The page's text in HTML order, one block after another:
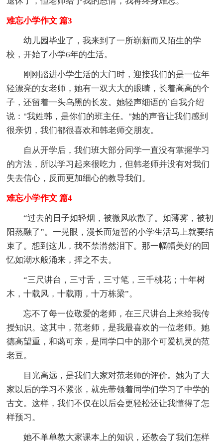
难忘小学作文 篇3
幼儿园毕业了，我来到了一所崭新而又陌生的学
校，开始了小学6年的生活。
刚刚踏进小学生活的大门时，迎接我们的是一位年
轻漂亮的女老师，她有一双大大的眼睛，长着高高的个
子，还留着一头乌黑的长发。她轻声细语的`自我介绍
说："我姓韩，是你们的班主任。"她的声音让我们感到
很亲切，我们都很喜欢和韩老师交朋友。
自从开学后，我们班大部分同学一直没有掌握学习
的方法，所以学习起来很吃力，但韩老师并没有对我们
失去信心，反而更加细心的教导我们。
难忘小学作文 篇4
“过去的日子如轻烟，被微风吹散了。如薄雾，被初
阳蒸融了”。一晃眼，漫长而短暂的小学生活马上就要结
束了。想到这儿，我不禁潸然泪下。那一幅幅美好的回
忆如潮水般涌来，挥之不去。
“三尺讲台，三寸舌，三寸笔，三千桃花；十年树
木，十载风，十载雨，十万栋梁”。
忘不了每一位敬爱的老师，在三尺讲台上来给我传
授知识。这其中，范老师，是我最喜欢的一位老师。她
德高望重，和蔼可亲，是同学口中的那个可爱机灵的范
老豆。
目光高远，是我们大家对范老师的评价。她为了大
家以后的学习不紧张，就先带领着同学们学习了中学的
古文。这样，我们不仅在以后会更轻松还让我懂得了怎
样预习。
她不单单教大家课本上的知识，还教会了我们怎样